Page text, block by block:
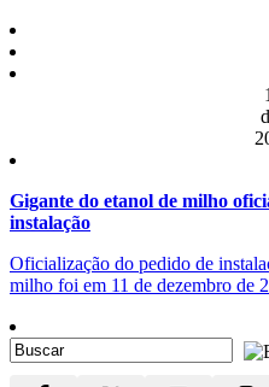
Gigante do etanol de milho
instalação
Oficialização do pedido de
milho foi em 11 de dezembro de